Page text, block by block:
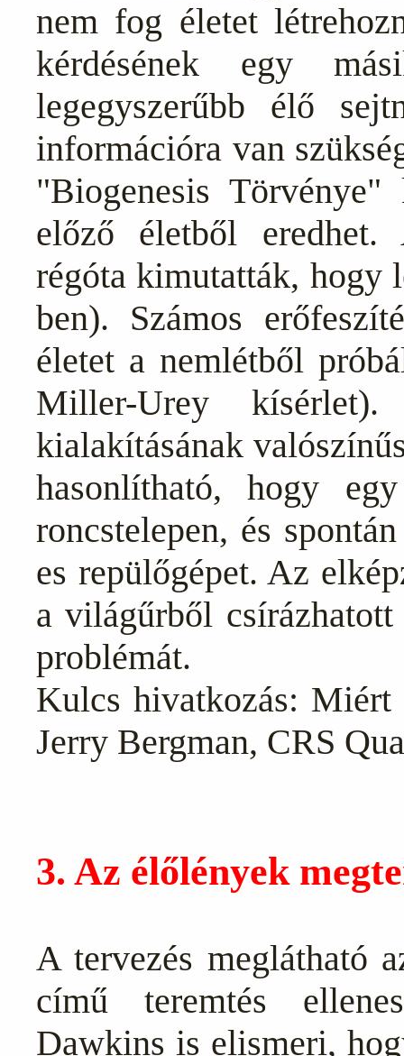
nem fog életet
kérdésének egy
legegyszerűbb élő
információra van
"Biogenesis
előző életből eredhet.
régóta kimutatták, hogy
ben). Számos
életet a nemlétből
Miller-Urey
kialakításának
hasonlítható, hogy
roncstelepen, és
es repülőgépet. Az
a világűrből
problémát.
Kulcs hivatkozás: Miért
Jerry Bergman, CRS
3. Az élőlények
A tervezés meglátható
című teremtés
Dawkins is elismeri,